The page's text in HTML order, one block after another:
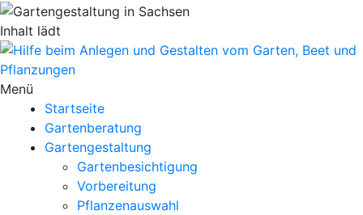
Inhalt lädt
Menü
Startseite
Gartenberatung
Gartengestaltung
Gartenbesichtigung
Vorbereitung
Pflanzenauswahl